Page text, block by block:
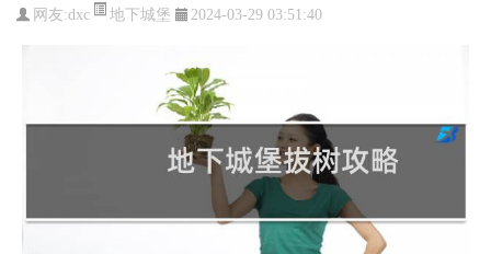
网友:dxc 地下城堡 2024-03-29 03:51:40